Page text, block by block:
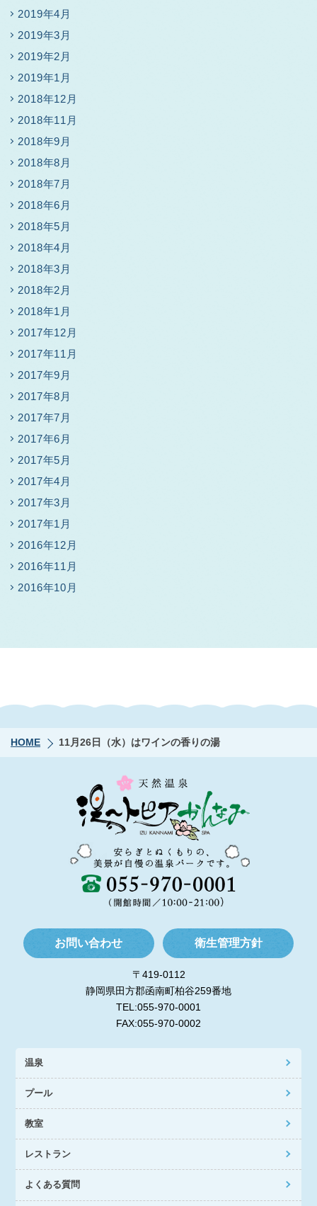
2019年4月
2019年3月
2019年2月
2019年1月
2018年12月
2018年11月
2018年9月
2018年8月
2018年7月
2018年6月
2018年5月
2018年4月
2018年3月
2018年2月
2018年1月
2017年12月
2017年11月
2017年9月
2017年8月
2017年7月
2017年6月
2017年5月
2017年4月
2017年3月
2017年1月
2016年12月
2016年11月
2016年10月
HOME 11月26日（水）はワインの香りの湯
お問い合わせ 衛生管理方針
〒419-0112
静岡県田方郡函南町柏谷259番地
TEL:055-970-0001
FAX:055-970-0002
温泉
プール
教室
レストラン
よくある質問